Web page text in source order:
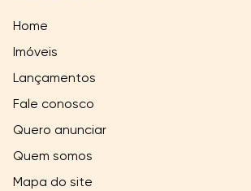
Home
Imóveis
Lançamentos
Fale conosco
Quero anunciar
Quem somos
Mapa do site